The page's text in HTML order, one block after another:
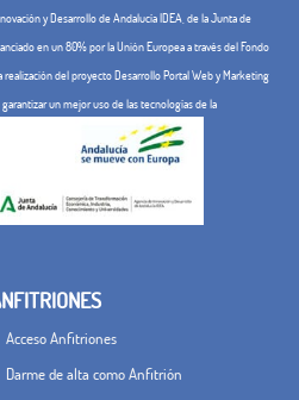
y Desarrollo de Andalucía IDEA, de la Junta de
en un 80% por la Unión Europea a través del Fondo
realización del proyecto Desarrollo Portal Web y Marketing
un mejor uso de las tecnologías de la
Acceso Anfitriones
Darme de alta como Anfitrión